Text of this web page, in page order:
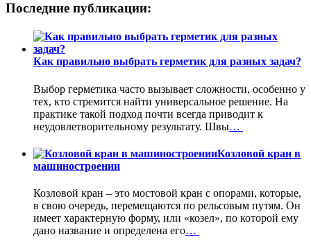
Последние публикации:
Как правильно выбрать герметик для разных задач?
Выбор герметика часто вызывает сложности, особенно у
тех, кто стремится найти универсальное решение. На
практике такой подход почти всегда приводит к
неудовлетворительному результату. Швы…
Козловой кран в
машиностроении
Козловой кран – это мостовой кран с опорами, которые,
в свою очередь, перемещаются по рельсовым путям. Он
имеет характерную форму, или «козел», по которой ему
дано название и определена его…